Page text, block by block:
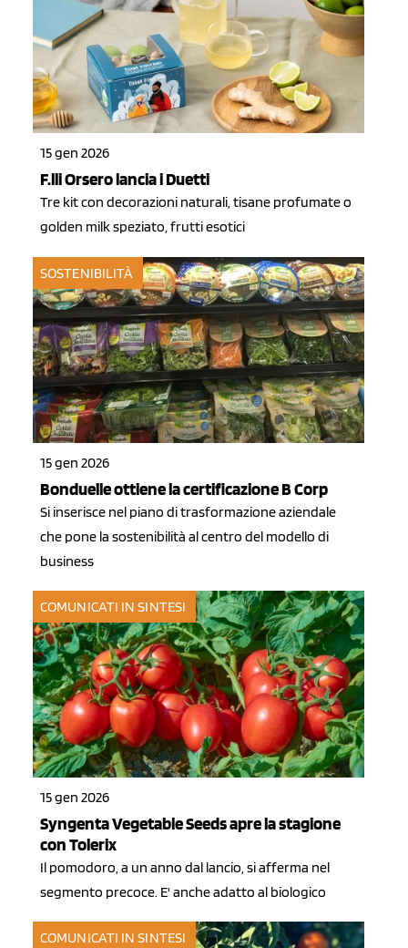
15 gen 2026
F.lli Orsero lancia i Duetti
Tre kit con decorazioni naturali, tisane profumate o
golden milk speziato, frutti esotici
SOSTENIBILITÀ
15 gen 2026
Bonduelle ottiene la certificazione B Corp
Si inserisce nel piano di trasformazione aziendale
che pone la sostenibilità al centro del modello di
business
COMUNICATI IN SINTESI
15 gen 2026
Syngenta Vegetable Seeds apre la stagione
con Tolerix
Il pomodoro, a un anno dal lancio, si afferma nel
segmento precoce. E' anche adatto al biologico
COMUNICATI IN SINTESI